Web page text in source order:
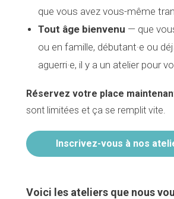
que vous avez vous-même
Tout âge bienvenu — que
ou en famille, débutant·e ou
aguerri·e, il y a un atelier pour
Réservez votre place
sont limitées et ça se remplit vite.
Inscrivez-vous à nos
Voici les ateliers que nous